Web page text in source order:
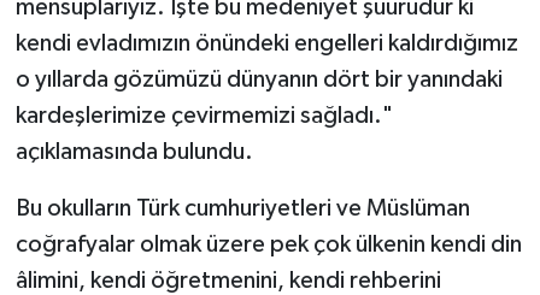
mensuplarıyız. İşte bu medeniyet şuurudur ki
kendi evladımızın önündeki engelleri kaldırdığımız
o yıllarda gözümüzü dünyanın dört bir yanındaki
kardeşlerimize çevirmemizi sağladı."
açıklamasında bulundu.
Bu okulların Türk cumhuriyetleri ve Müslüman
coğrafyalar olmak üzere pek çok ülkenin kendi din
âlimini, kendi öğretmenini, kendi rehberini